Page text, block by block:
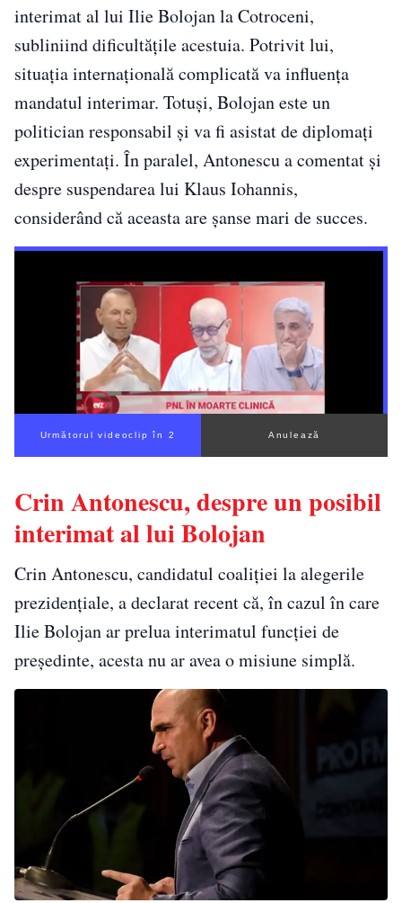
interimat al lui Ilie Bolojan la Cotroceni,
subliniind dificultățile acestuia. Potrivit lui,
situația internațională complicată va influența
mandatul interimar. Totuși, Bolojan este un
politician responsabil și va fi asistat de diplomați
experimentați. În paralel, Antonescu a comentat și
despre suspendarea lui Klaus Iohannis,
considerând că aceasta are șanse mari de succes.
Următorul videoclip în 1 Anulează
Crin Antonescu, despre un posibil
interimat al lui Bolojan
Crin Antonescu, candidatul coaliției la alegerile
prezidențiale, a declarat recent că, în cazul în care
Ilie Bolojan ar prelua interimatul funcției de
președinte, acesta nu ar avea o misiune simplă.